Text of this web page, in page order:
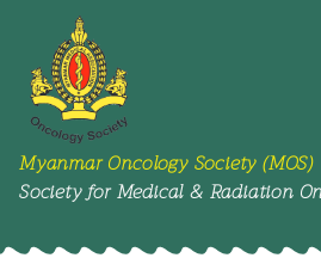
Myanmar Oncology Society (MOS)
Society for Medical & Radiation